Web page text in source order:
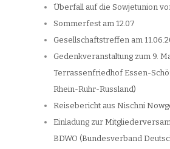
Überfall auf die Sowjetunion
Sommerfest am 12.07
Gesellschaftstreffen am
Gedenkveranstaltung zum 9.
Terrassenfriedhof Essen-
Rhein-Ruhr-Russland)
Reisebericht aus Nischni
Einladung zur
BDWO (Bundesverband